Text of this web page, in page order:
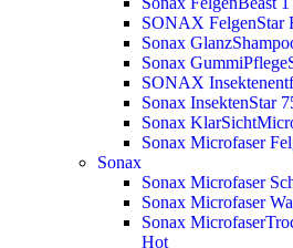
SONAX FelgenStar
Sonax
Sonax
SONAX
Sonax InsektenStar
Sonax
Sonax Microfaser
Sonax
Sonax Microfaser
Sonax Microfaser
Sonax
Hot